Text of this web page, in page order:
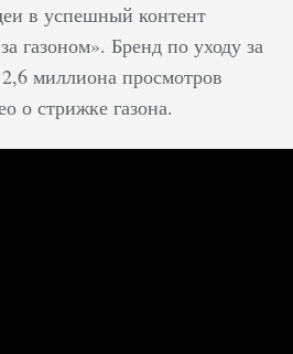
в успешный контент
газоном». Бренд по уходу за
миллиона просмотров
о стрижке газона.